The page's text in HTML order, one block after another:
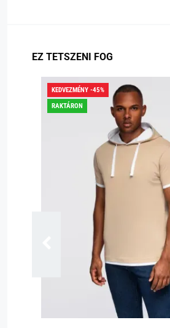
EZ TETSZENI FOG
KEDVEZMÉNY -45%
RAKTÁRON